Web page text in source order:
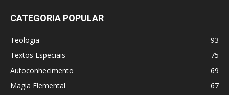
CATEGORIA POPULAR
Teologia
93
Textos Especiais
75
Autoconhecimento
69
Magia Elemental
67